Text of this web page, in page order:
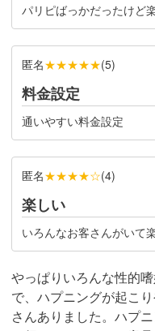
パリピばっかだったけど
匿名★★★★★(5)
料金設定
通いやすい料金設定
匿名★★★★☆(4)
楽しい
いろんなお客さんがいて
やっぱりいろんな性的
で、ハプニングが起こ
さんありました。ハプ